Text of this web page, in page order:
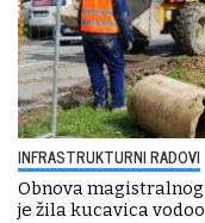
INFRASTRUKTURNI RADOVI
Obnova
je žila kucavica